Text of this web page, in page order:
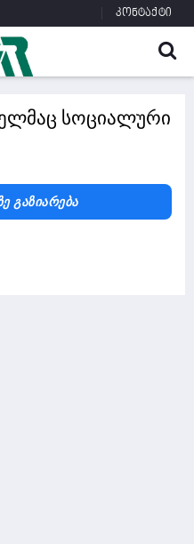
კონტაქტი
სოციალური
Გაზიარება